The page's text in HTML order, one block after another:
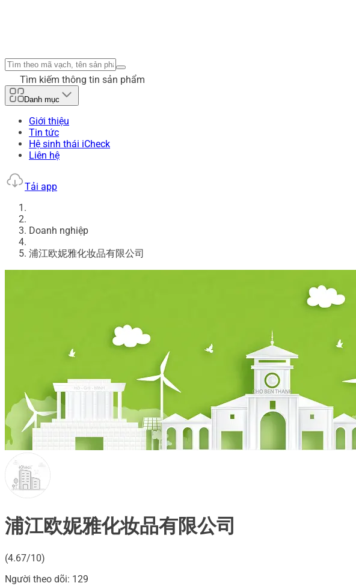
Tìm kiếm thông tin sản phẩm
Danh mục
Giới thiệu
Tin tức
Hệ sinh thái iCheck
Liên hệ
Tải app
Doanh nghiệp
浦江欧妮雅化妆品有限公司
浦江欧妮雅化妆品有限公司
(4.67/10)
Người theo dõi: 129